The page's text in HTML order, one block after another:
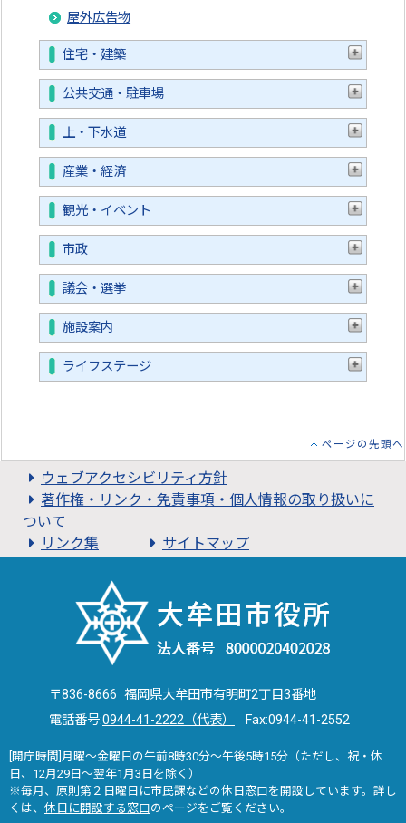
屋外広告物
住宅・建築
公共交通・駐車場
上・下水道
産業・経済
観光・イベント
市政
議会・選挙
施設案内
ライフステージ
ページの先頭へ
ウェブアクセシビリティ方針
著作権・リンク・免責事項・個人情報の取り扱いに
ついて
リンク集
サイトマップ
〒836-8666 福岡県大牟田市有明町2丁目3番地
電話番号:0944-41-2222（代表） Fax:0944-41-2552
[開庁時間]月曜～金曜日の午前8時30分～午後5時15分（ただし、祝・休
日、12月29日～翌年1月3日を除く）
※毎月、原則第２日曜日に市民課などの休日窓口を開設しています。詳し
くは、 休日に開設する窓口のページをご覧ください。